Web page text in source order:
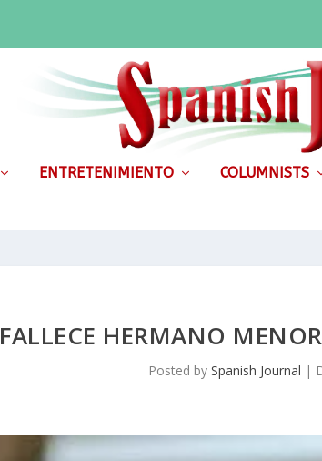
ENTRETENIMIENTO COLUMNISTS
FALLECE HERMANO
Posted by Spanish Journal |